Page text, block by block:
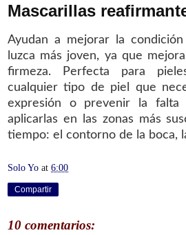
Mascarillas
Ayudan a mejorar la
luzca más joven, ya que
firmeza. Perfecta para
cualquier tipo de piel que
expresión o prevenir la falta
aplicarlas en las zonas más
tiempo: el contorno de la boca,
Solo Yo at 6:00
Compartir
10 comentarios: